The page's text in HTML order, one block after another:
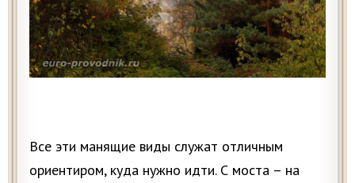
Все эти манящие виды служат отличным
ориентиром, куда нужно идти. С моста – на